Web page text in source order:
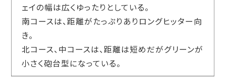
ェイの幅は広くゆったりとしている。
南コースは、距離がたっぷりありロングヒッター向
き。
北コース、中コースは、距離は短めだがグリーンが
小さく砲台型になっている。